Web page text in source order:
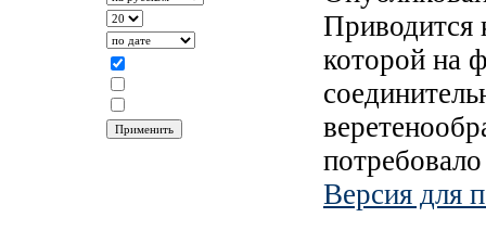
Приводится
которой на
Версия для